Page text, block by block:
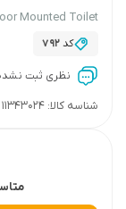
Mounted Toilet
کد792
نظری ثبت
شناسه کالا: 11343024